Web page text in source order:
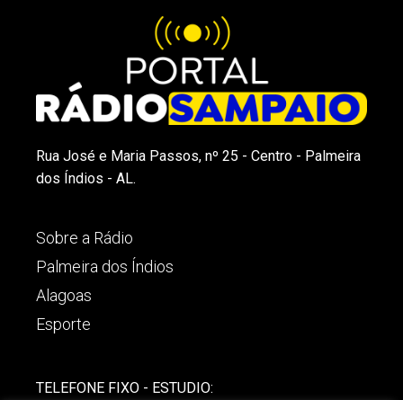
Rua José e Maria Passos, nº 25 - Centro - Palmeira
dos Índios - AL.
Sobre a Rádio
Palmeira dos Índios
Alagoas
Esporte
TELEFONE FIXO - ESTUDIO: